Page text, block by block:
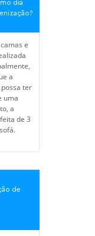
dia
e
a
ter
uma
a
de 3
de